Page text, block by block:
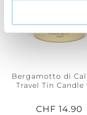
Bergamotto di
Travel Tin Candle
CHF 14.90